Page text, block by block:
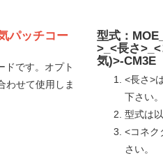
パッチコー
ドです。オプト
わせて使用しま
型式：
>_<長さ
気)>-CM3E
<長さ>
下さい。
型式は
<コネク
さい。